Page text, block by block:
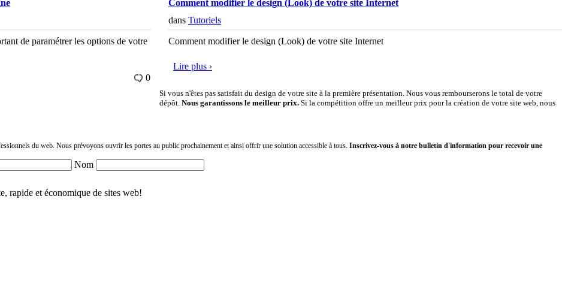
de paramétrer les options de votre
0
Comment modifier le design (Look) de votre site Internet
dans Tutoriels
Comment modifier le design (Look) de votre site Internet
Lire plus ›
Si vous n'êtes pas satisfait du design de votre site à la première présentation. Nous vous rembourserons le total de votre
dépôt. Nous garantissons le meilleur prix. Si la compétition offre un meilleur prix pour la création de votre site web, nous
du web. Nous prévoyons ouvrir les portes au public prochainement et ainsi offrir une solution accessible à tous. Inscrivez-vous à notre bulletin d'information pour recevoir une
Nom
rapide et économique de sites web!